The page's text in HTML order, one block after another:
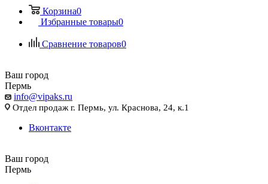
Корзина0
Избранные товары0
Сравнение товаров0
Ваш город
Пермь
info@vipaks.ru
Отдел продаж г. Пермь, ул. Краснова, 24, к.1
Вконтакте
Ваш город
Пермь